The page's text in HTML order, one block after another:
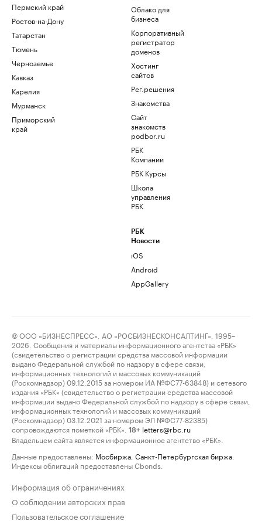
Пермский край
Ростов-на-Дону
Татарстан
Тюмень
Черноземье
Кавказ
Карелия
Мурманск
Приморский
край
Облако для
бизнеса
Корпоративный
регистратор
доменов
Хостинг
сайтов
Рег.решения
Знакомства
Сайт
знакомств
podbor.ru
РБК
Компании
РБК Курсы
Школа
управления
РБК
РБК
Новости
iOS
Android
AppGallery
© ООО «БИЗНЕСПРЕСС», АО «РОСБИЗНЕСКОНСАЛТИНГ», 1995–
2026. Сообщения и материалы информационного агентства «РБК»
(свидетельство о регистрации средства массовой информации
выдано Федеральной службой по надзору в сфере связи,
информационных технологий и массовых коммуникаций
(Роскомнадзор) 09.12.2015 за номером ИА №ФС77-63848) и сетевого
издания «РБК» (свидетельство о регистрации средства массовой
информации выдано Федеральной службой по надзору в сфере связи,
информационных технологий и массовых коммуникаций
(Роскомнадзор) 03.12.2021 за номером ЭЛ №ФС77-82385)
сопровождаются пометкой «РБК».
18+ letters@rbc.ru
Владельцем сайта является информационное агентство «РБК».
Данные предоставлены: Мосбиржа Санкт-Петербургская биржа
Индексы облигаций предоставлены Cbonds.
Информация об ограничениях
О соблюдении авторских прав
Пользовательское соглашение